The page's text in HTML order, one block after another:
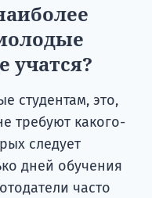
учатся?
студентам, это,
требуют какого-
следует
дней обучения
часто